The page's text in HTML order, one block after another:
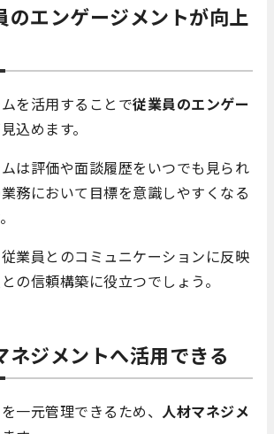
のエンゲージメントが向上
を活用することで従業員のエンゲー
込めます。
は評価や面談履歴をいつでも見られ
務において目標を意識しやすくなる
業員とのコミュニケーションに反映
の信頼構築に役立つでしょう。
ネジメントへ活用できる
一元管理できるため、 人材マネジメ